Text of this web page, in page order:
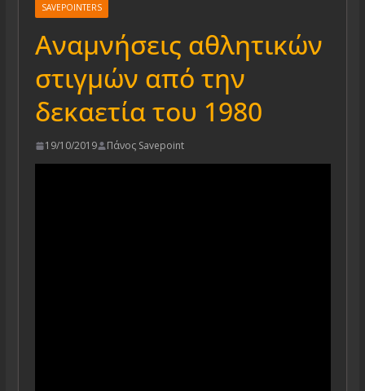
SAVEPOINTERS
Αναμνήσεις αθλητικών
στιγμών από την
δεκαετία του 1980
19/10/2019 Πάνος Savepoint